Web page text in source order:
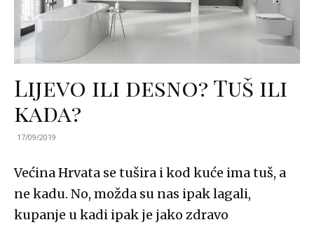
Lijevo ili desno? Tuš ili
kada?
17/09/2019
Većina Hrvata se tušira i kod kuće ima tuš, a
ne kadu. No, možda su nas ipak lagali,
kupanje u kadi ipak je jako zdravo